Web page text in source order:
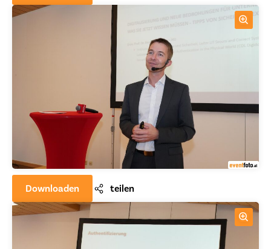
Downloaden teilen